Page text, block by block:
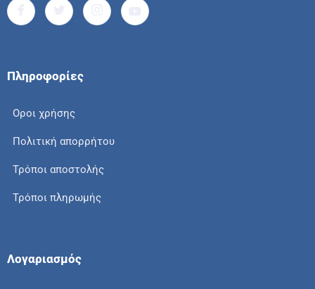
Πληροφορίες
Οροι χρήσης
Πολιτική απορρήτου
Τρόποι αποστολής
Τρόποι πληρωμής
Λογαριασμός